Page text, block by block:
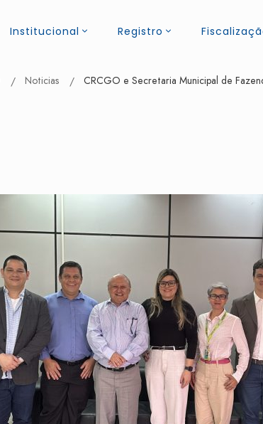
Institucional Registro
Noticias CRCGO e Secretaria Municipal de